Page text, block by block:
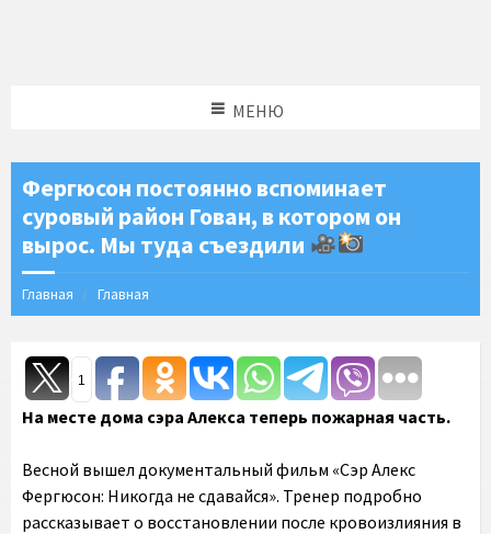
МЕНЮ
Фергюсон постоянно вспоминает
суровый район Гован, в котором он
вырос. Мы туда съездили
Главная Главная
1
На месте дома сэра Алекса теперь пожарная часть.
Весной вышел документальный фильм «Сэр Алекс
Фергюсон: Никогда не сдавайся». Тренер подробно
рассказывает о восстановлении после кровоизлияния в